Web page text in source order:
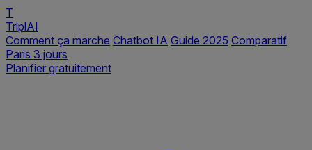
T
TriplAI
Comment ça marche Chatbot IA Guide 2025 Comparatif
Paris 3 jours
Planifier gratuitement